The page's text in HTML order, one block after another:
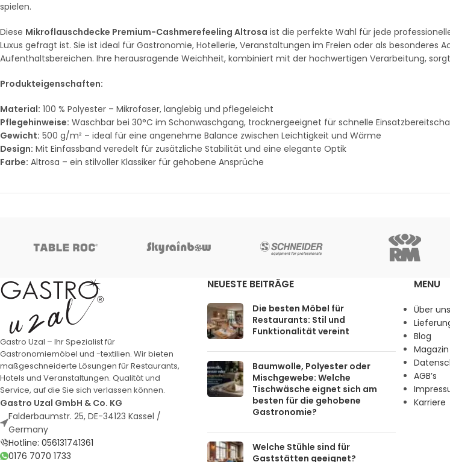
spielen.
Diese Mikroflauschdecke Premium-Cashmerefeeling Altrosa ist die perfekte Wahl für jede
Luxus gefragt ist. Sie ist ideal für Gastronomie, Hotellerie, Veranstaltungen im Freien oder als besonderes
Aufenthaltsbereichen. Ihre herausragende Weichheit, kombiniert mit der hochwertigen Verarbeitung,
Produkteigenschaften:
Material: 100 % Polyester – Mikrofaser, langlebig und pflegeleicht
Pflegehinweise: Waschbar bei 30°C im Schonwaschgang, trocknergeeignet für schnelle
Gewicht: 500 g/m² – ideal für eine angenehme Balance zwischen Leichtigkeit und Wärme
Design: Mit Einfassband veredelt für zusätzliche Stabilität und eine elegante Optik
Farbe: Altrosa – ein stilvoller Klassiker für gehobene Ansprüche
Gastro Uzal – Ihr Spezialist für
Gastronomiemöbel und -textilien. Wir bieten
maßgeschneiderte Lösungen für Restaurants,
Hotels und Veranstaltungen. Qualität und
Service, auf die Sie sich verlassen können.
Gastro Uzal GmbH & Co. KG
Falderbaumstr. 25, DE-34123 Kassel /
Germany
Hotline: 056131741361
0176 7070 1733
NEUESTE BEITRÄGE
Die besten Möbel für
Restaurants: Stil und
Funktionalität vereint
Baumwolle, Polyester oder
Mischgewebe: Welche
Tischwäsche eignet sich am
besten für die gehobene
Gastronomie?
Welche Stühle sind für
Gaststätten geeignet?
MENU
Über uns
Blog
Magazin
AGB’s
Karriere